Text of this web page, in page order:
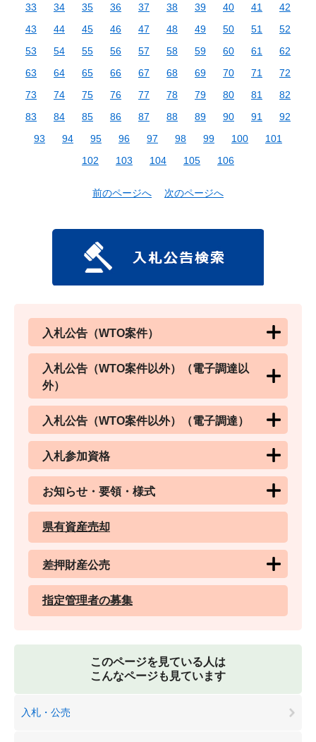
33
34 35 36 37 38 39 40 41
42
43
44 45 46 47 48 49 50 51
52
53
54 55 56 57 58 59 60 61
62
63
64 65 66 67 68 69 70 71
72
73
74 75 76 77 78 79 80 81
82
83
84 85 86 87 88 89 90 91
92
93
94 95 96 97 98 99 100
101
102
103 104 105 106
前のページへ 次のページへ
入札公告（WTO案件）
入札公告（WTO案件以外）（電子調達以
外）
入札公告（WTO案件以外）（電子調達）
入札参加資格
お知らせ・要領・様式
県有資産売却
差押財産公売
指定管理者の募集
このページを見ている人は
こんなページも見ています
入札・公売